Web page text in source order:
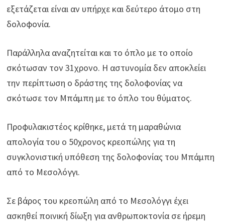
εξετάζεται είναι αν υπήρχε και δεύτερο άτομο στη
δολοφονία.
Παράλληλα αναζητείται και το όπλο με το οποίο
σκότωσαν τον 31χρονο. Η αστυνομία δεν αποκλείει
την περίπτωση ο δράστης της δολοφονίας να
σκότωσε τον Μπάμπη με το όπλο του θύματος.
Προφυλακιστέος κρίθηκε, μετά τη μαραθώνια
απολογία του ο 50χρονος κρεοπώλης για τη
συγκλονιστική υπόθεση της δολοφονίας του Μπάμπη
από το Μεσολόγγι.
Σε βάρος του κρεοπώλη από το Μεσολόγγι έχει
ασκηθεί ποινική δίωξη για ανθρωποκτονία σε ήρεμη